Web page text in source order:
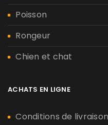
Poisson
Rongeur
Chien et chat
ACHATS EN LIGNE
Conditions de livraison